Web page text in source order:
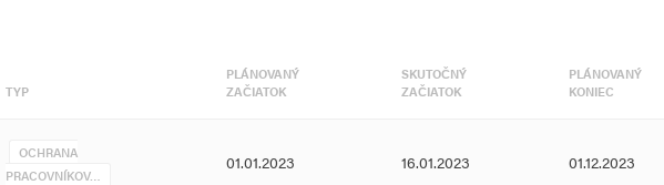
moderným zdravotníckym
pacientov s ochorením COVID
TYP
PLÁNOVANÝ
ZAČIATOK
SKUTOČNÝ
ZAČIATOK
PLÁNOVANÝ
KONIEC
OCHRANA
PRACOVNÍKOV…
01.01.2023 16.01.2023 01.12.2023